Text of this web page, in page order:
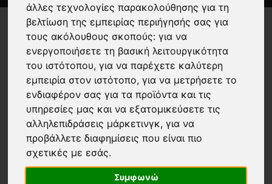
άλλες τεχνολογίες παρακολούθησης για τη
βελτίωση της εμπειρίας περιήγησής σας για
τους ακόλουθους σκοπούς:για να
ενεργοποιήσετε τη βασική λειτουργικότητα
του ιστότοπου,για να παρέχετε καλύτερη
εμπειρία στον ιστότοπο,για να μετρήσετε το
ενδιαφέρον σας για τα προϊόντα και τις
υπηρεσίες μας και να εξατομικεύσετε τις
αλληλεπιδράσεις μάρκετινγκ,για να
προβάλλετε διαφημίσεις που είναι πιο
σχετικές με εσάς.
Συμφωνώ